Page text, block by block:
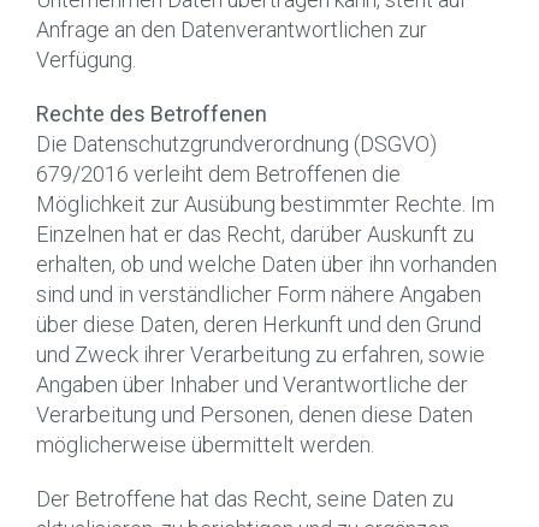
Anfrage an den Datenverantwortlichen zur
Verfügung.
Rechte des Betroffenen
Die Datenschutzgrundverordnung (DSGVO)
679/2016 verleiht dem Betroffenen die
Möglichkeit zur Ausübung bestimmter Rechte. Im
Einzelnen hat er das Recht, darüber Auskunft zu
erhalten, ob und welche Daten über ihn vorhanden
sind und in verständlicher Form nähere Angaben
über diese Daten, deren Herkunft und den Grund
und Zweck ihrer Verarbeitung zu erfahren, sowie
Angaben über Inhaber und Verantwortliche der
Verarbeitung und Personen, denen diese Daten
möglicherweise übermittelt werden.
Der Betroffene hat das Recht, seine Daten zu